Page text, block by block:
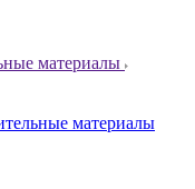
материалы
материалы